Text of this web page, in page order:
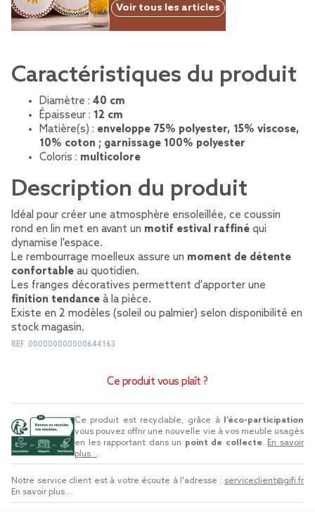
Voir tous les articles
Caractéristiques du produit
Diamètre : 40 cm
Épaisseur : 12 cm
Matière(s) : enveloppe 75% polyester, 15% viscose,
10% coton ; garnissage 100% polyester
Coloris : multicolore
Description du produit
Idéal pour créer une atmosphère ensoleillée, ce coussin
rond en lin met en avant un motif estival raffiné qui
dynamise l'espace.
Le rembourrage moelleux assure un moment de détente
confortable au quotidien.
Les franges décoratives permettent d'apporter une
finition tendance à la pièce.
Existe en 2 modèles (soleil ou palmier) selon disponibilité en
stock magasin.
REF. 000000000000644163
Ce produit vous plaît ?
Ce produit est recyclable, grâce à
l’éco-participation
vous pouvez offrir une nouvelle vie à vos meuble usagés
en les rapportant dans un point de collecte. En savoir
plus....
Notre service client est à votre écoute à l'adresse : serviceclient@gifi.fr
En savoir plus...